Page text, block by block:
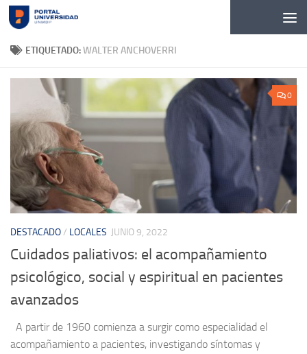
Skip to content
ETIQUETADO:WALTER ANCHOVERRI
0
DESTACADO/ LOCALES JUNIO 9, 2022
Cuidados paliativos: el acompañamiento
psicológico, social y espiritual en pacientes
avanzados
A partir de 1960 comienza a surgir como especialidad el
acompañamiento a pacientes, investigando síntomas y